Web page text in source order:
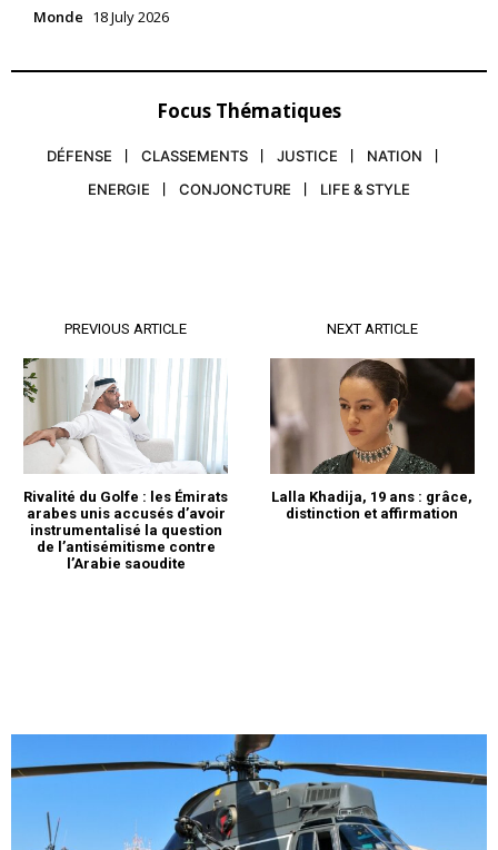
Nous contacter
Formules d’abonnement
Monde 18 July 2026
Focus Thématiques
DÉFENSE CLASSEMENTS JUSTICE
NATION
ENERGIE
CONJONCTURE LIFE & STYLE
PREVIOUS ARTICLE
Rivalité du Golfe : les Émirats
arabes unis accusés d’avoir
instrumentalisé la question
de l’antisémitisme contre
l’Arabie saoudite
NEXT ARTICLE
Lalla Khadija, 19 ans : grâce,
distinction et affirmation